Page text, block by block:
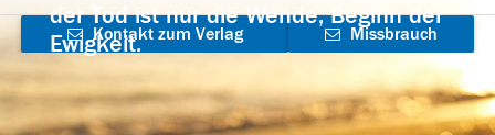
der Tod ist nur die Wende, Beginn der
Ewigkeit.
Kontakt zum Verlag
aufnehmen
Missbrauch